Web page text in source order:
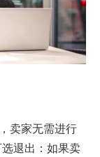
卖家无需进行
退出：如果卖